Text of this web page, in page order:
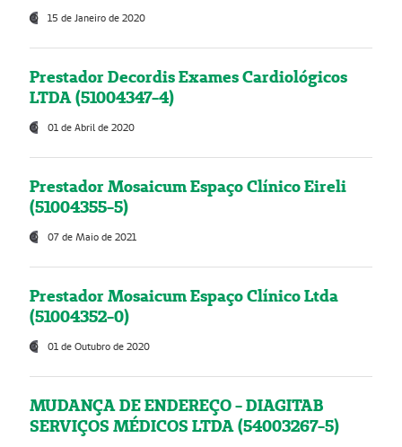
15 de Janeiro de 2020
Prestador Decordis Exames Cardiológicos
LTDA (51004347-4)
01 de Abril de 2020
Prestador Mosaicum Espaço Clínico Eireli
(51004355-5)
07 de Maio de 2021
Prestador Mosaicum Espaço Clínico Ltda
(51004352-0)
01 de Outubro de 2020
MUDANÇA DE ENDEREÇO - DIAGITAB
SERVIÇOS MÉDICOS LTDA (54003267-5)